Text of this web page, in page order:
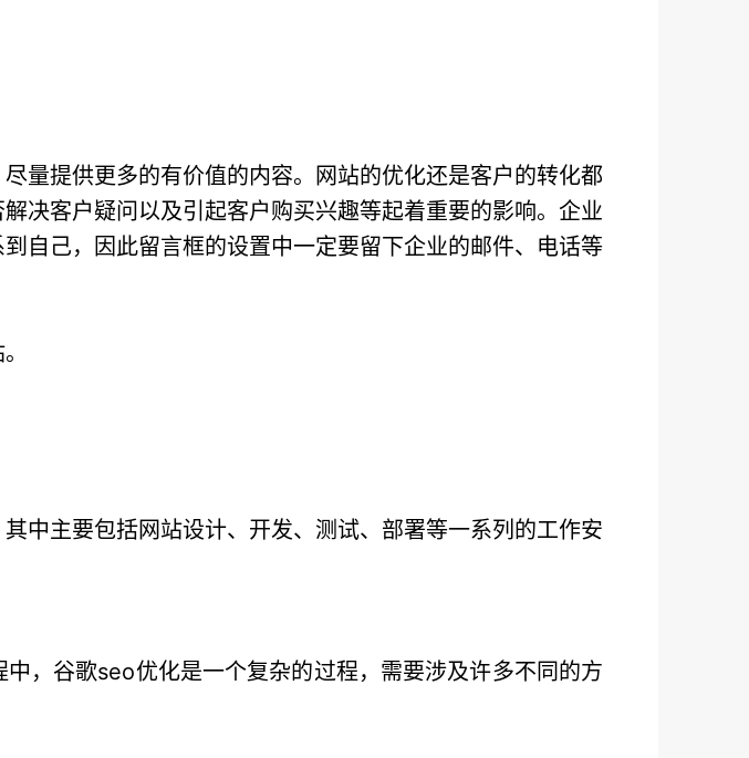
量提供更多的有价值的内容。网站的优化还是客户的转化都
决客户疑问以及引起客户购买兴趣等起着重要的影响。企业
自己，因此留言框的设置中一定要留下企业的邮件、电话等
中主要包括网站设计、开发、测试、部署等一系列的工作安
，谷歌seo优化是一个复杂的过程，需要涉及许多不同的方